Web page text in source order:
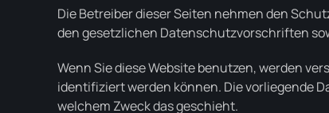
Die Betreiber dieser Seiten nehmen den
den gesetzlichen Datenschutzvorschriften
Wenn Sie diese Website benutzen, werden
identifiziert werden können. Die vorliegende
welchem Zweck das geschieht.